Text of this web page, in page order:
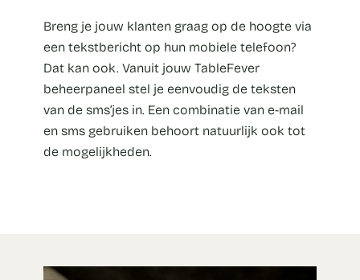
Breng je jouw klanten graag op de hoogte via
een tekstbericht op hun mobiele telefoon?
Dat kan ook. Vanuit jouw TableFever
beheerpaneel stel je eenvoudig de teksten
van de sms’jes in. Een combinatie van e-mail
en sms gebruiken behoort natuurlijk ook tot
de mogelijkheden.